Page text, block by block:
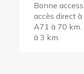
Bonne
accès direct
A71 à 70 km.
à 3 km.